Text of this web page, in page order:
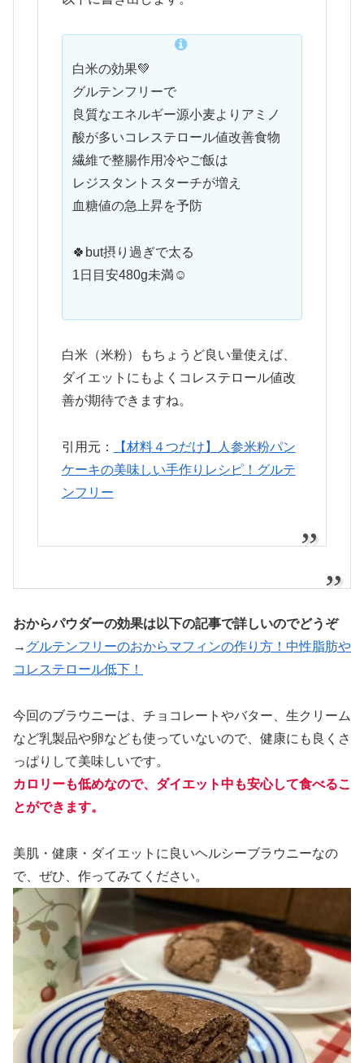
白米の効果💚
グルテンフリーで
良質なエネルギー源小麦よりアミノ
酸が多いコレステロール値改善食物
繊維で整腸作用冷やご飯は
レジスタントスターチが増え
血糖値の急上昇を予防
🍀but摂り過ぎで太る
1日目安480g未満☺️
白米（米粉）もちょうど良い量使えば、
ダイエットにもよくコレステロール値改
善が期待できますね。
引用元：
【材料４つだけ】人参米粉パン
ケーキの美味しい手作りレシピ！グルテ
ンフリー
おからパウダーの効果は以下の記事で詳しいのでどうぞ
→ グルテンフリーのおからマフィンの作り方！中性脂肪や
コレステロール低下！
今回のブラウニーは、チョコレートやバター、生クリーム
など乳製品や卵なども使っていないので、健康にも良くさ
っぱりして美味しいです。
カロリーも低めなので、ダイエット中も安心して食べるこ
とができます。
美肌・健康・ダイエットに良いヘルシーブラウニーなの
で、ぜひ、作ってみてください。